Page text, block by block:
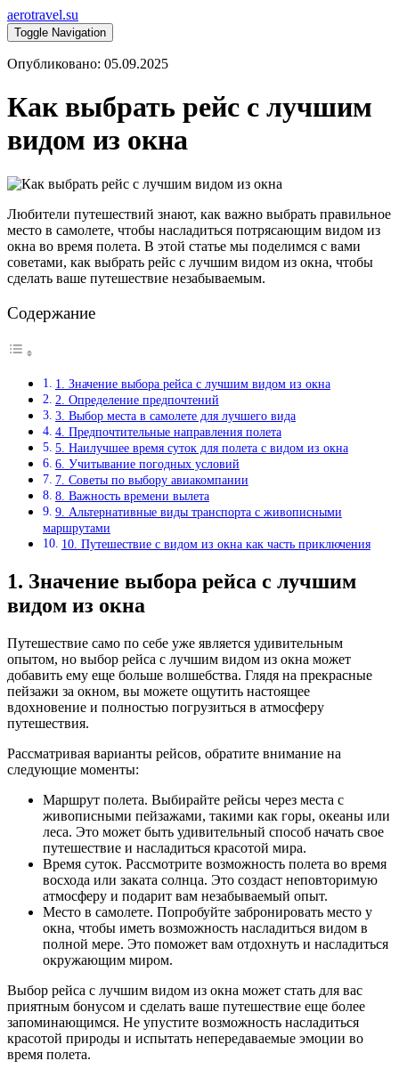
aerotravel.su
Toggle Navigation
Опубликовано: 05.09.2025
Как выбрать рейс с лучшим
видом из окна
Любители путешествий знают, как важно выбрать правильное
место в самолете, чтобы насладиться потрясающим видом из
окна во время полета. В этой статье мы поделимся с вами
советами, как выбрать рейс с лучшим видом из окна, чтобы
сделать ваше путешествие незабываемым.
Содержание
1. Значение выбора рейса с лучшим видом из окна
2. Определение предпочтений
3. Выбор места в самолете для лучшего вида
4. Предпочтительные направления полета
5. Наилучшее время суток для полета с видом из окна
6. Учитывание погодных условий
7. Советы по выбору авиакомпании
8. Важность времени вылета
9. Альтернативные виды транспорта с живописными
маршрутами
10. Путешествие с видом из окна как часть приключения
1. Значение выбора рейса с лучшим
видом из окна
Путешествие само по себе уже является удивительным
опытом, но выбор рейса с лучшим видом из окна может
добавить ему еще больше волшебства. Глядя на прекрасные
пейзажи за окном, вы можете ощутить настоящее
вдохновение и полностью погрузиться в атмосферу
путешествия.
Рассматривая варианты рейсов, обратите внимание на
следующие моменты:
Маршрут полета. Выбирайте рейсы через места с
живописными пейзажами, такими как горы, океаны или
леса. Это может быть удивительный способ начать свое
путешествие и насладиться красотой мира.
Время суток. Рассмотрите возможность полета во время
восхода или заката солнца. Это создаст неповторимую
атмосферу и подарит вам незабываемый опыт.
Место в самолете. Попробуйте забронировать место у
окна, чтобы иметь возможность насладиться видом в
полной мере. Это поможет вам отдохнуть и насладиться
окружающим миром.
Выбор рейса с лучшим видом из окна может стать для вас
приятным бонусом и сделать ваше путешествие еще более
запоминающимся. Не упустите возможность насладиться
красотой природы и испытать непередаваемые эмоции во
время полета.